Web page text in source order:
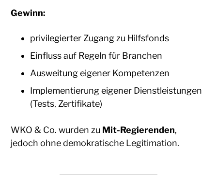
Gewinn:
privilegierter Zugang zu Hilfsfonds
Einfluss auf Regeln für Branchen
Ausweitung eigener Kompetenzen
Implementierung eigener Dienstleistungen
(Tests, Zertifikate)
WKO & Co. wurden zu Mit-Regierenden,
jedoch ohne demokratische Legitimation.